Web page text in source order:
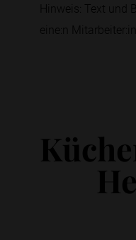
Hinweis: Text und
eine:n